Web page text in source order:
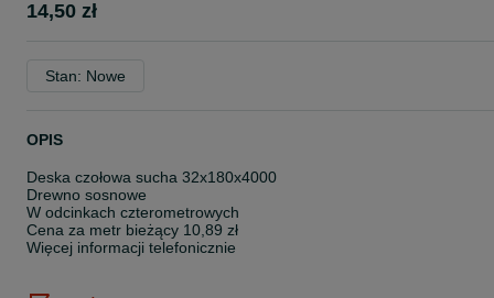
14,50 zł
Stan: Nowe
OPIS
Deska czołowa sucha 32x180x4000
Drewno sosnowe
W odcinkach czterometrowych
Cena za metr bieżący 10,89 zł
Więcej informacji telefonicznie